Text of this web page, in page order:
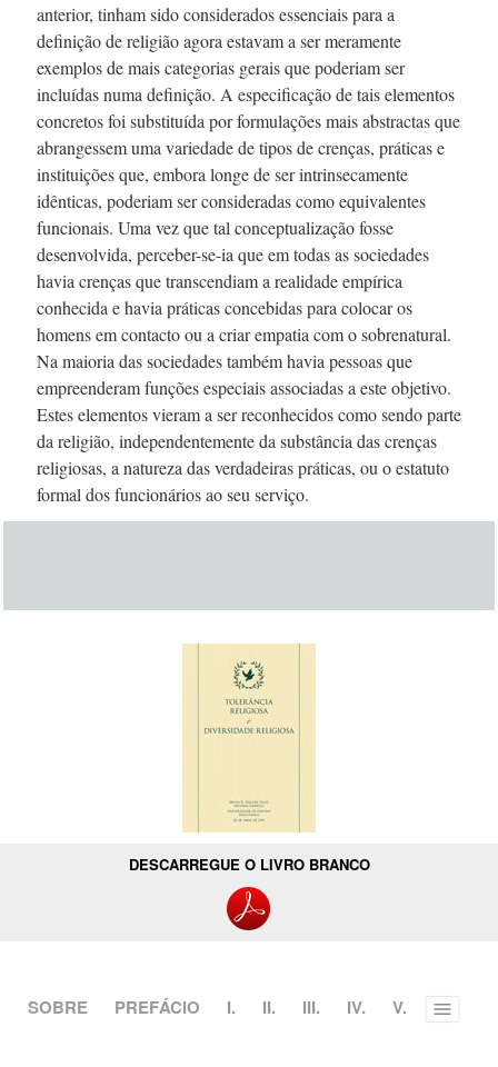
anterior, tinham sido considerados essenciais para a
definição de religião agora estavam a ser meramente
exemplos de mais categorias gerais que poderiam ser
incluídas numa definição. A especificação de tais elementos
concretos foi substituída por formulações mais abstractas que
abrangessem uma variedade de tipos de crenças, práticas e
instituições que, embora longe de ser intrinsecamente
idênticas, poderiam ser consideradas como equivalentes
funcionais. Uma vez que tal conceptualização fosse
desenvolvida, perceber-se-ia que em todas as sociedades
havia crenças que transcendiam a realidade empírica
conhecida e havia práticas concebidas para colocar os
homens em contacto ou a criar empatia com o sobrenatural.
Na maioria das sociedades também havia pessoas que
empreenderam funções especiais associadas a este objetivo.
Estes elementos vieram a ser reconhecidos como sendo parte
da religião, independentemente da substância das crenças
religiosas, a natureza das verdadeiras práticas, ou o estatuto
formal dos funcionários ao seu serviço.
DESCARREGUE O LIVRO BRANCO
SOBRE PREFÁCIO I. II. III. IV. V. Toggle